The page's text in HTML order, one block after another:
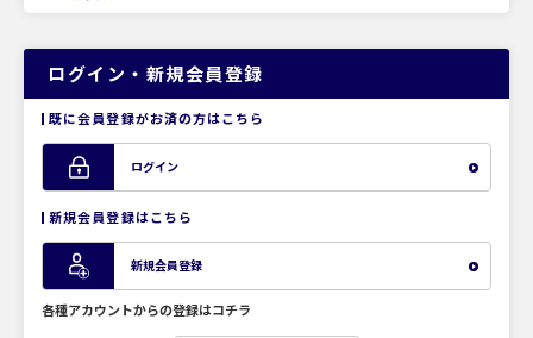
ログイン・新規会員登録
既に会員登録がお済の方はこちら
ログイン
新規会員登録はこちら
新規会員登録
各種アカウントからの登録はコチラ